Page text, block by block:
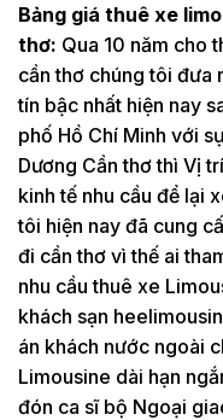
Bảng giá thuê xe
thơ: Qua 10 năm cho
cần thơ chúng tôi đưa
tín bậc nhất hiện nay
phố Hồ Chí Minh với
Dương Cần thơ thì Vị
kinh tế nhu cầu để lại
tôi hiện nay đã cung
đi cần thơ vì thế ai
nhu cầu thuê xe
khách sạn
án khách nước ngoài
Limousine dài hạn
đón ca sĩ bộ Ngoại